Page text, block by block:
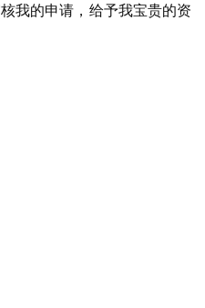
我的申请，给予我宝贵的资